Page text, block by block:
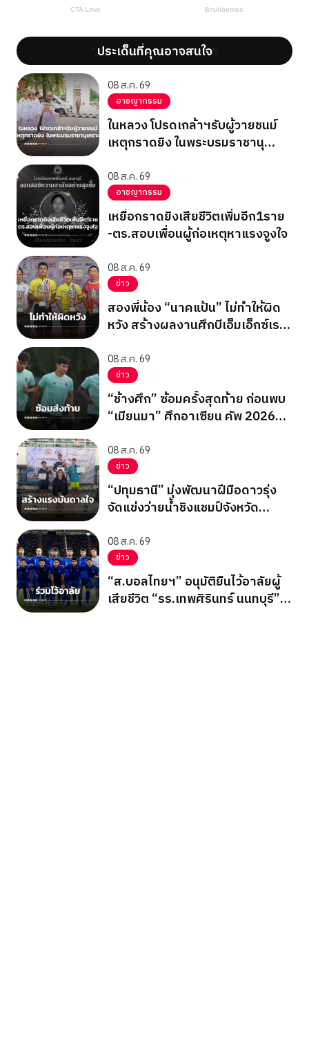
';ประเด็นที่คุณอาจสนใจ';
08 ส.ค. 69
อาชญากรรม
ในหลวง โปรดเกล้าฯรับผู้วายชนม์
เหตุกราดยิง ในพระบรมราชานุ
08 ส.ค. 69
อาชญากรรม
เหยื่อกราดยิงเสียชีวิตเพิ่มอีก1ราย
-ตร.สอบเพื่อนผู้ก่อเหตุหาแรงจูงใจ
08 ส.ค. 69
ข่าว
สองพี่น้อง “นาคแป้น” ไม่ทำให้ผิด
หวัง สร้างผลงานศึกบีเอ็มเอ็กซ์เรซ
08 ส.ค. 69
ข่าว
“ช้างศึก” ซ้อมครั้งสุดท้าย ก่อนพบ
“เมียนมา” ศึกอาเซียน คัพ 2026
08 ส.ค. 69
ข่าว
“ปทุมธานี” มุ่งพัฒนาฝีมือดาวรุ่ง
จัดแข่งว่ายน้ำชิงแชมป์จังหวัด
08 ส.ค. 69
ข่าว
“ส.บอลไทยฯ” อนุมัติยืนไว้อาลัยผู้
เสียชีวิต “รร.เทพศิรินทร์ นนทบุรี”